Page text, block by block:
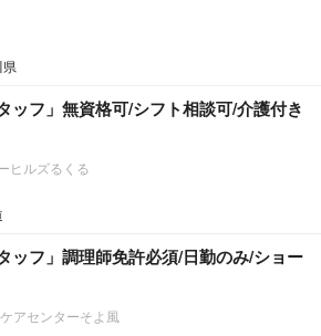
ッフ」無資格可/シフト相談可/介護付き
ヒルズるくる
ッフ」調理師免許必須/日勤のみ/ショー
アセンターそよ風